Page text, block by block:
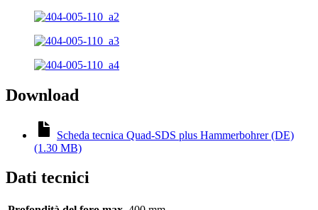
Download
Scheda tecnica Quad-SDS plus Hammerbohrer (DE)
(1.30 MB)
Dati tecnici